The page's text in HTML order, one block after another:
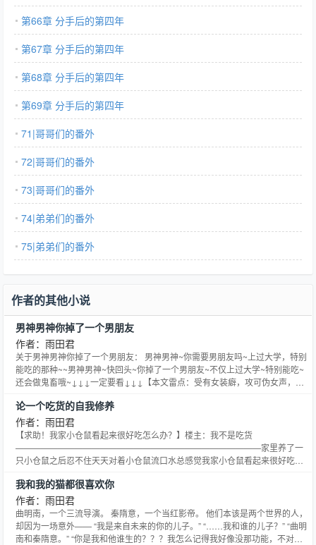
第66章 分手后的第四年
第67章 分手后的第四年
第68章 分手后的第四年
第69章 分手后的第四年
71|哥哥们的番外
72|哥哥们的番外
73|哥哥们的番外
74|弟弟们的番外
75|弟弟们的番外
作者的其他小说
男神男神你掉了一个男朋友
作者：雨田君
关于男神男神你掉了一个男朋友： 男神男神~你需要男朋友吗~上过大学，特别
能吃的那种~~男神男神~快回头~你掉了一个男朋友~不仅上过大学~特别能吃~
还会做鬼畜哦~↓↓↓一定要看↓↓↓【本文雷点：受有女装癖，攻可伪女声，某
词：汉+女装癖+五音不全+声控+系♂花】【攻的关键词：音能让人耳朵怀孕
+男神+高岭之花】【本文年下！傻白甜！温馨无
论一个吃货的自我修养
作者：雨田君
【求助！我家小仓鼠看起来很好吃怎么办？】楼主：我不是吃货
—————————————————————————————家里养了一
只小仓鼠之后忍不住天天对着小仓鼠流口水总感觉我家小仓鼠看起来很好吃怎
鼠精并没有写反是乳齿魔性的者拒不接受谈人生至于为什么要这么设定，那当
然是因为这样受就可以把攻放在手心里虔诚地供养了呀~作者君的微博：推荐
基友
我和我的猫都很喜欢你
作者：雨田君
曲明南，一个三流导演。 秦隋意，一个当红影帝。 他们本该是两个世界的人，
却因为一场意外—— “我是来自未来的你的儿子。” “……我和谁的儿子？” “曲明
南和秦隋意。” “你是我和他谁生的？？？我怎么记得我好像没那功能，不对，